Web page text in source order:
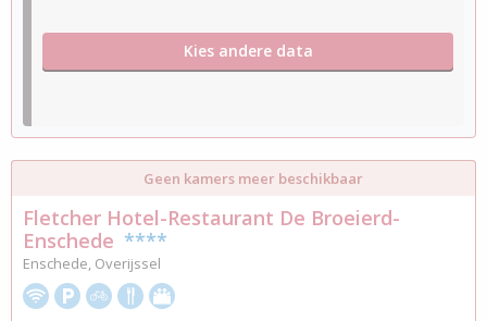
Kies andere data
Geen kamers meer beschikbaar
Fletcher Hotel-Restaurant De Broeierd-
Enschede ****
Enschede, Overijssel